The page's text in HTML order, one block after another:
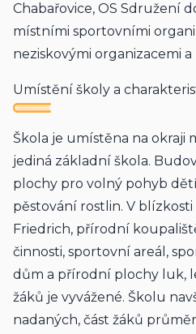
Chabařovice, OS Sdružení
místními sportovními
neziskovými organizacemi
Umístění školy a
Škola je umístěna na okraji
jediná základní škola.
plochy pro volný pohyb
pěstování rostlin. V
Friedrich, přírodní
činnosti, sportovní areál,
dům a přírodní plochy luk,
žáků je vyvážené. Školu
nadaných, část žáků